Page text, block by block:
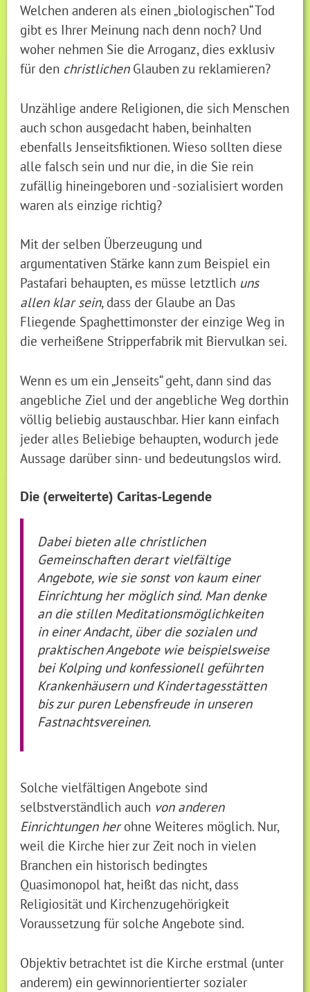
Welchen anderen als einen „biologischen“ Tod
gibt es Ihrer Meinung nach denn noch? Und
woher nehmen Sie die Arroganz, dies exklusiv
für den christlichen Glauben zu reklamieren?
Unzählige andere Religionen, die sich Menschen
auch schon ausgedacht haben, beinhalten
ebenfalls Jenseitsfiktionen. Wieso sollten diese
alle falsch sein und nur die, in die Sie rein
zufällig hineingeboren und -sozialisiert worden
waren als einzige richtig?
Mit der selben Überzeugung und
argumentativen Stärke kann zum Beispiel ein
Pastafari behaupten, es müsse letztlich uns
allen klar sein, dass der Glaube an Das
Fliegende Spaghettimonster der einzige Weg in
die verheißene Stripperfabrik mit Biervulkan sei.
Wenn es um ein „Jenseits“ geht, dann sind das
angebliche Ziel und der angebliche Weg dorthin
völlig beliebig austauschbar. Hier kann einfach
jeder alles Beliebige behaupten, wodurch jede
Aussage darüber sinn- und bedeutungslos wird.
Die (erweiterte) Caritas-Legende
Dabei bieten alle christlichen
Gemeinschaften derart vielfältige
Angebote, wie sie sonst von kaum einer
Einrichtung her möglich sind. Man denke
an die stillen Meditationsmöglichkeiten
in einer Andacht, über die sozialen und
praktischen Angebote wie beispielsweise
bei Kolping und konfessionell geführten
Krankenhäusern und Kindertagesstätten
bis zur puren Lebensfreude in unseren
Fastnachtsvereinen.
Solche vielfältigen Angebote sind
selbstverständlich auch von anderen
Einrichtungen herohne Weiteres möglich. Nur,
weil die Kirche hier zur Zeit noch in vielen
Branchen ein historisch bedingtes
Quasimonopol hat, heißt das nicht, dass
Religiosität und Kirchenzugehörigkeit
Voraussetzung für solche Angebote sind.
Objektiv betrachtet ist die Kirche erstmal (unter
anderem) ein gewinnorientierter sozialer